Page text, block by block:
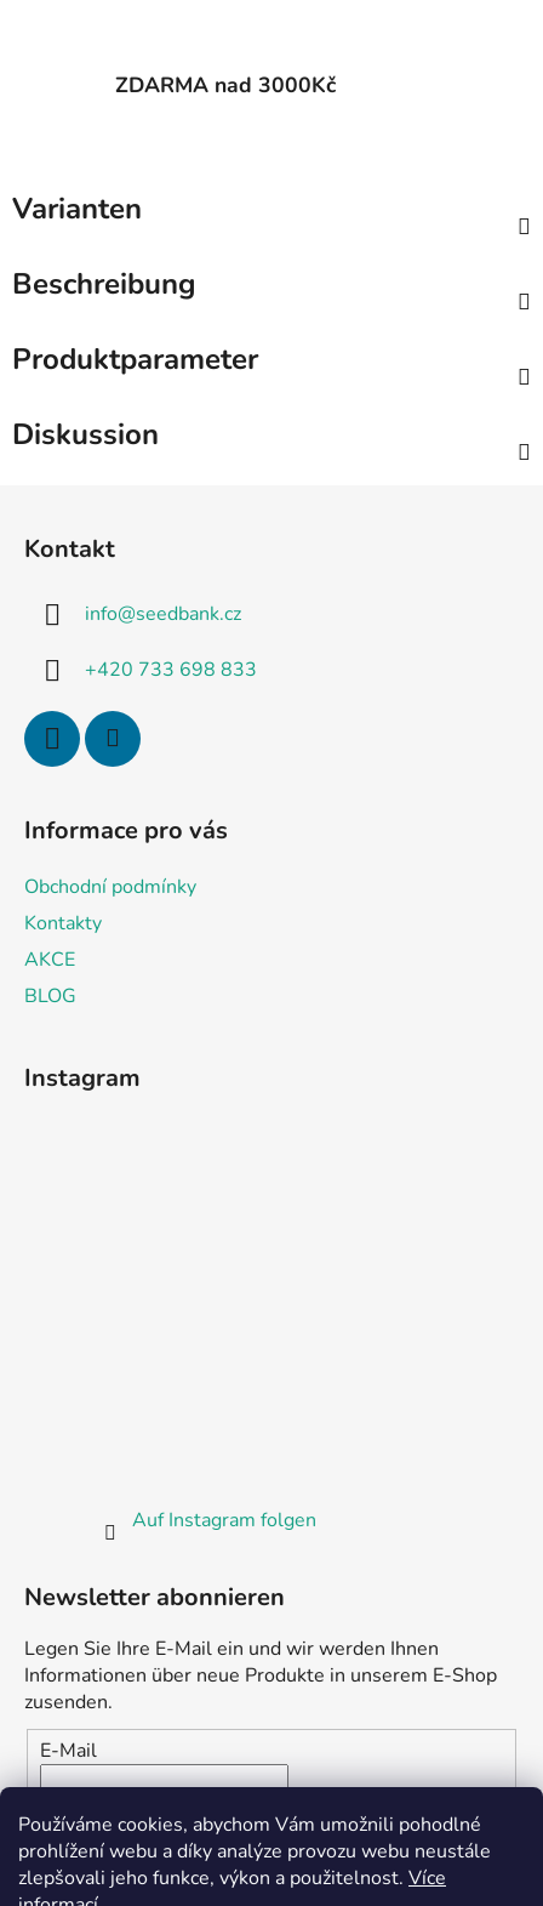
Používáme cookies, abychom Vám umožnili pohodlné
prohlížení webu a díky analýze provozu webu neustále
zlepšovali jeho funkce, výkon a použitelnost. Více
ZDARMA nad 3000Kč
Varianten
Beschreibung
Produktparameter
Diskussion
Kontakt
info@seedbank.cz
+420 733 698 833
Informace pro vás
Obchodní podmínky
Kontakty
AKCE
BLOG
Instagram
Auf Instagram folgen
Newsletter abonnieren
Legen Sie Ihre E-Mail ein und wir werden Ihnen
Informationen über neue Produkte in unserem E-Shop
zusenden.
E-Mail
Vložením e-mailu souhlasíte s
podmínkami ochrany
osobních údajů
ANMELDEN